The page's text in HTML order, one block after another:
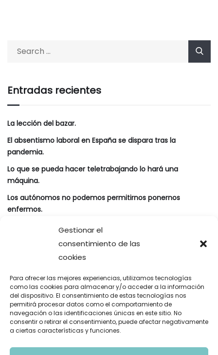
Gestionar el
consentimiento de las
cookies
Para ofrecer las mejores experiencias, utilizamos tecnologías
como las cookies para almacenar y/o acceder a la información
del dispositivo. El consentimiento de estas tecnologías nos
permitirá procesar datos como el comportamiento de
navegación o las identificaciones únicas en este sitio. No
consentir o retirar el consentimiento, puede afectar negativamente
a ciertas características y funciones.
Entradas recientes
La lección del bazar.
El absentismo laboral en España se dispara tras la
pandemia.
Lo que se pueda hacer teletrabajando lo hará una
máquina.
Los autónomos no podemos permitirnos ponernos
enfermos.
Ferran Torres, del suelo al cielo.
Comentarios recientes
Gustavo FuentesenLa oda del león y la gacela aplicada a
los negocios y a la empresa
Santiago José López BorrazásenElon Musk jamás triunfaría
en España
¿Es Inditex un ‘cisne negro’? | BlogenINDITEX: La situación